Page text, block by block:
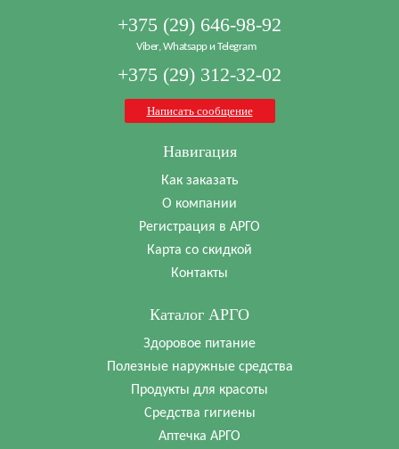
+375 (29) 646-98-92
Viber, Whatsapp и Telegram
+375 (29) 312-32-02
Написать сообщение
Навигация
Как заказать
О компании
Регистрация в АРГО
Карта со скидкой
Контакты
Каталог АРГО
Здоровое питание
Полезные наружные средства
Продукты для красоты
Средства гигиены
Аптечка АРГО